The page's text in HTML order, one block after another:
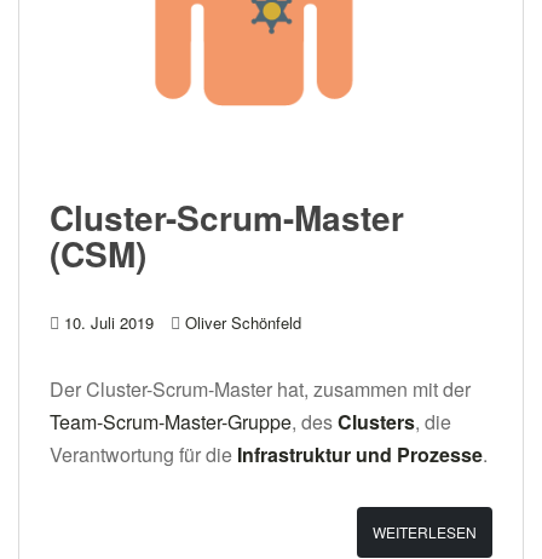
Cluster-Scrum-Master
(CSM)
10. Juli 2019 Oliver Schönfeld
Der Cluster-Scrum-Master hat, zusammen mit der
Team-Scrum-Master-Gruppe, desClusters, die
Verantwortung für die Infrastruktur und Prozesse.
WEITERLESEN